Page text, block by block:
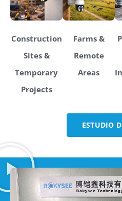
Construction
Sites &
Temporary
Projects
Farms &
Remote
Areas
ESTUDIO